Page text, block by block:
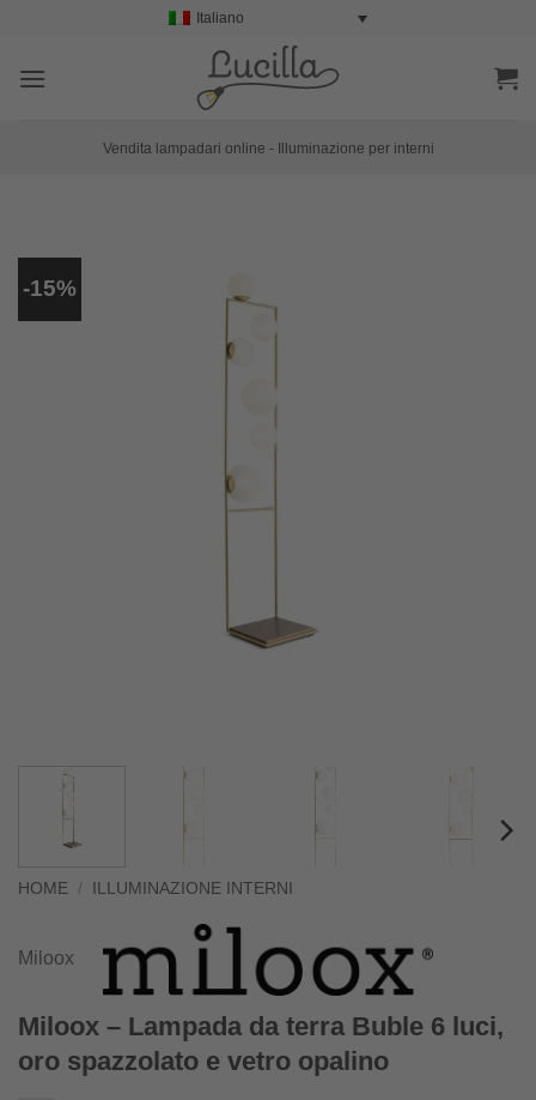
contenuti
Italiano
Vendita lampadari online - Illuminazione per interni
-15%
HOME / ILLUMINAZIONE INTERNI
Miloox
Miloox – Lampada da terra Buble 6 luci,
oro spazzolato e vetro opalino